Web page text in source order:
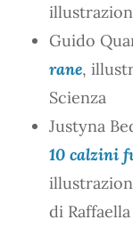
Guido
rane,
Scienza
Justyna
10 calzini
di